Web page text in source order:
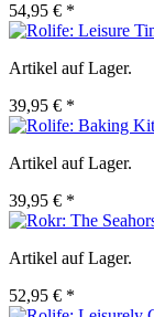
54,95 € *
Artikel auf Lager.
39,95 € *
Artikel auf Lager.
39,95 € *
Artikel auf Lager.
52,95 € *